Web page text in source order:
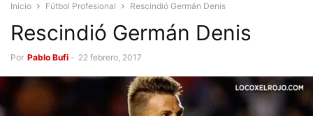
Inicio Fútbol Profesional Rescindió Germán Denis
Rescindió Germán Denis
Por Pablo Bufi - 22 febrero, 2017